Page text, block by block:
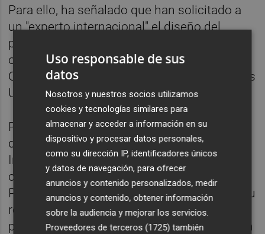
Para ello, ha señalado que han solicitado a
un "experto internacional" el diseño del
programa de prevención, que proceden de
organismos internacionales como la
Organización Mundial de la Salud o Naciones
Unidas.
Por otra parte, ha citado el encargo del
documento inicial de redacción del Plan
Integral de TDAH, que es "una patología
compleja que exige participación conjunta".
Para ello, ha avanzado que han encargado su
redacción a una sociedad científica de
psiquiatría infantil, que deberán presentar en
Uso responsable de sus
datos
Nosotros y nuestros socios utilizamos
cookies y tecnologías similares para
almacenar y acceder a información en su
dispositivo y procesar datos personales,
como su dirección IP, identificadores únicos
y datos de navegación, para ofrecer
anuncios y contenido personalizados, medir
anuncios y contenido, obtener información
sobre la audiencia y mejorar los servicios.
Proveedores de terceros (1725) también